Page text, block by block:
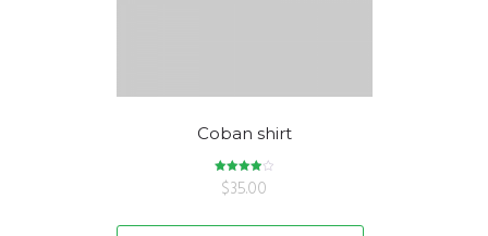
Coban shirt
Valutato
4.00
$35.00